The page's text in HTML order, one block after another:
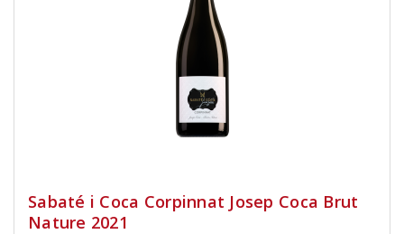
Sabaté i Coca Corpinnat Josep Coca Brut
Nature 2021